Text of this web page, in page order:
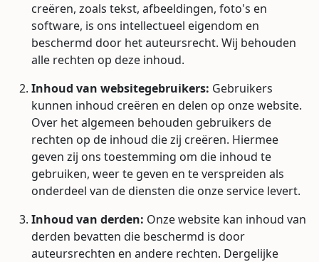
creëren, zoals tekst, afbeeldingen, foto's en
software, is ons intellectueel eigendom en
beschermd door het auteursrecht. Wij behouden
alle rechten op deze inhoud.
Inhoud van websitegebruikers: Gebruikers
kunnen inhoud creëren en delen op onze website.
Over het algemeen behouden gebruikers de
rechten op de inhoud die zij creëren. Hiermee
geven zij ons toestemming om die inhoud te
gebruiken, weer te geven en te verspreiden als
onderdeel van de diensten die onze service levert.
Inhoud van derden: Onze website kan inhoud van
derden bevatten die beschermd is door
auteursrechten en andere rechten. Dergelijke